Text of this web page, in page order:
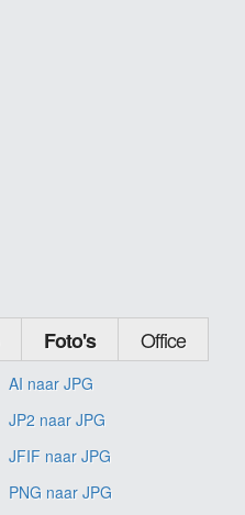
Foto's Office
AI naar JPG
JP2 naar JPG
JFIF naar JPG
PNG naar JPG